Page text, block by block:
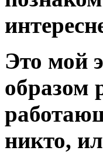
Это мой
образом
никто,